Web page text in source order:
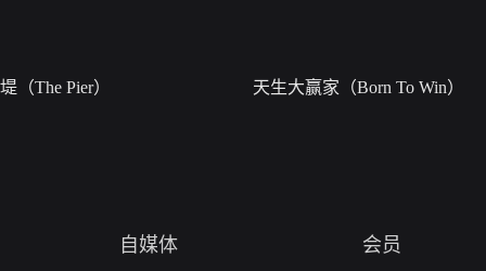
堤（The Pier） 天生大赢家（Born To Win）
自媒体 会员